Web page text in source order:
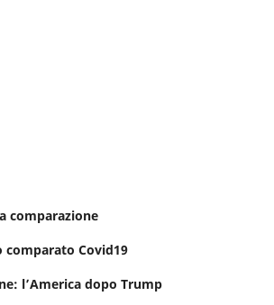
comparazione
comparato Covid19
l’America dopo Trump